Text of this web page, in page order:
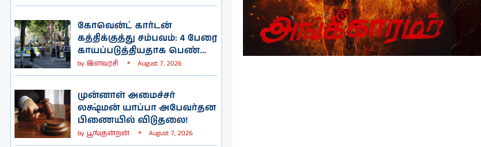
கோவென்ட் கார்டன்
கத்திக்குத்து சம்பவம்: 4 பேரை
காயப்படுத்தியதாக பெண்...
by இளவரசி August 7, 2026
முன்னாள் அமைச்சர்
லக்ஷ்மன் யாப்பா அபேவர்தன
பிணையில் விடுதலை!
by பூங்குன்றன் August 7, 2026